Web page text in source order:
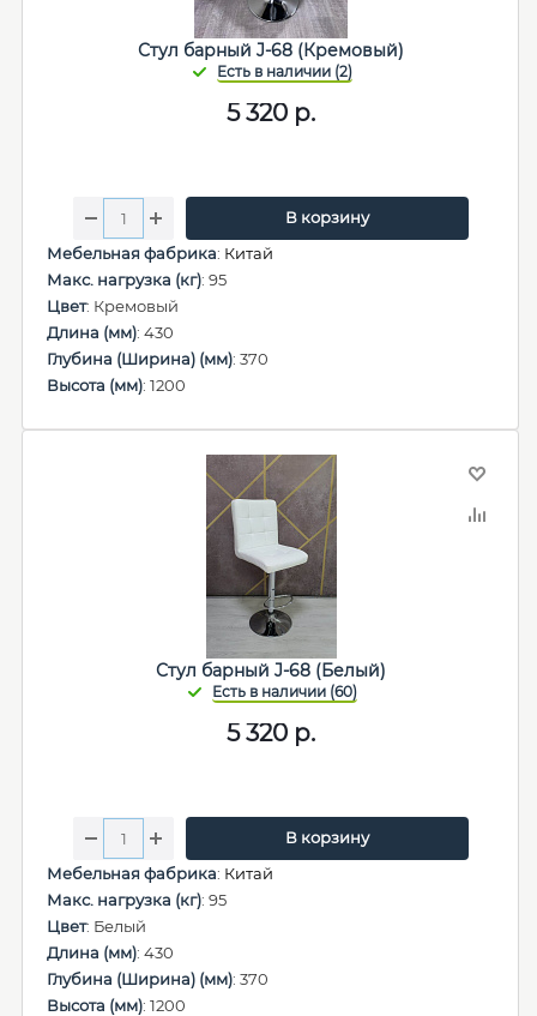
Стул барный J-68 (Кремовый)
5 320 р.
В корзину
Мебельная фабрика: Китай
Макс. нагрузка (кг): 95
Цвет: Кремовый
Длина (мм): 430
Глубина (Ширина) (мм): 370
Высота (мм): 1200
Стул барный J-68 (Белый)
5 320 р.
В корзину
Мебельная фабрика: Китай
Макс. нагрузка (кг): 95
Цвет: Белый
Длина (мм): 430
Глубина (Ширина) (мм): 370
Высота (мм): 1200